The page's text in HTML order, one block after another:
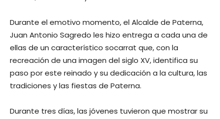
Durante el emotivo momento, el Alcalde de Paterna,
Juan Antonio Sagredo les hizo entrega a cada una de
ellas de un característico socarrat que, con la
recreación de una imagen del siglo XV, identifica su
paso por este reinado y su dedicación a la cultura, las
tradiciones y las fiestas de Paterna.
Durante tres días, las jóvenes tuvieron que mostrar su